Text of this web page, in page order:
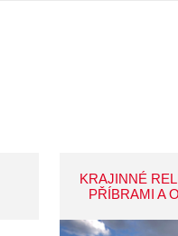
KRAJINNÉ
PŘÍBRAMI A